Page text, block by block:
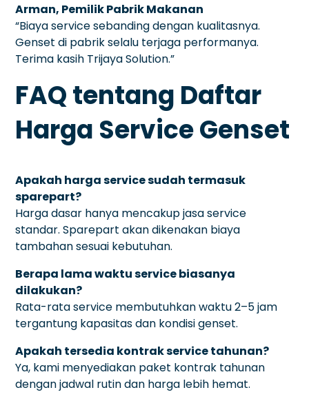
Arman, Pemilik Pabrik Makanan
“Biaya service sebanding dengan kualitasnya.
Genset di pabrik selalu terjaga performanya.
Terima kasih Trijaya Solution.”
FAQ tentang Daftar
Harga Service Genset
Apakah harga service sudah termasuk
sparepart?
Harga dasar hanya mencakup jasa service
standar. Sparepart akan dikenakan biaya
tambahan sesuai kebutuhan.
Berapa lama waktu service biasanya
dilakukan?
Rata-rata service membutuhkan waktu 2–5 jam
tergantung kapasitas dan kondisi genset.
Apakah tersedia kontrak service tahunan?
Ya, kami menyediakan paket kontrak tahunan
dengan jadwal rutin dan harga lebih hemat.